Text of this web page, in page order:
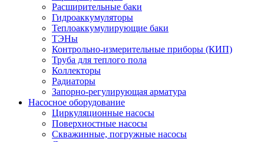
Расширительные баки
Гидроаккумуляторы
Теплоаккумулирующие баки
ТЭНы
Контрольно-измерительные приборы (КИП)
Труба для теплого пола
Коллекторы
Радиаторы
Запорно-регулирующая арматура
Насосное оборудование
Циркуляционные насосы
Поверхностные насосы
Скважинные, погружные насосы